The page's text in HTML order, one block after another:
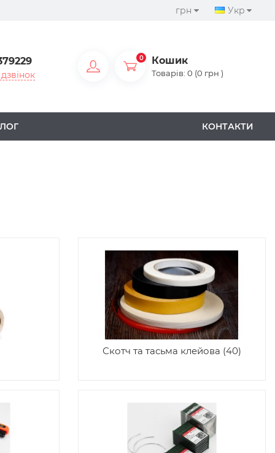
грн Укр
0 Кошик
Товарів: 0 (0 грн )
КОНТАКТИ
Скотч та тасьма клейова (40)